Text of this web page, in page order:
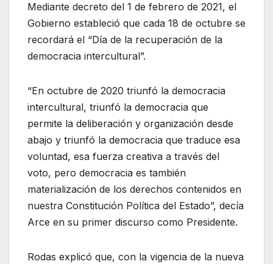
Mediante decreto del 1 de febrero de 2021, el
Gobierno estableció que cada 18 de octubre se
recordará el “Día de la recuperación de la
democracia intercultural”.
“En octubre de 2020 triunfó la democracia
intercultural, triunfó la democracia que
permite la deliberación y organización desde
abajo y triunfó la democracia que traduce esa
voluntad, esa fuerza creativa a través del
voto, pero democracia es también
materialización de los derechos contenidos en
nuestra Constitución Política del Estado”, decía
Arce en su primer discurso como Presidente.
Rodas explicó que, con la vigencia de la nueva